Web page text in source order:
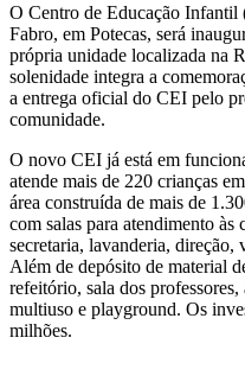
O Centro de Educação
Fabro, em Potecas, será
própria unidade localizada na
solenidade integra a
a entrega oficial do CEI pelo
comunidade.
O novo CEI já está em
atende mais de 220 crianças
área construída de mais de
com salas para atendimento
secretaria, lavanderia, direção,
Além de depósito de material
refeitório, sala dos
multiuso e playground. Os
milhões.